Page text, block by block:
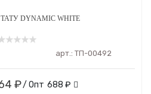
DYNAMIC WHITE
арт.: ТП-00492
₽/ Опт 688 ₽